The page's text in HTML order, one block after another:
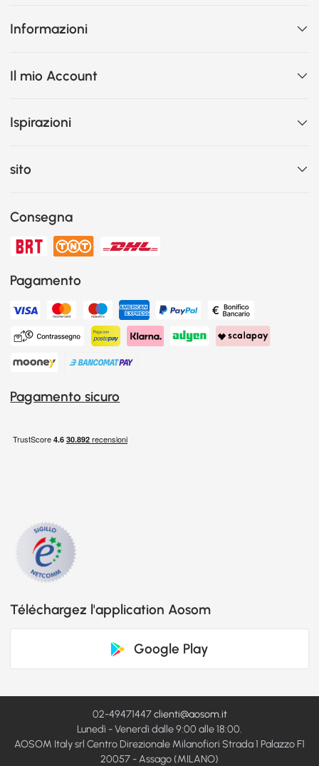
Informazioni
Il mio Account
Ispirazioni
sito
Consegna
Pagamento
Pagamento sicuro
Téléchargez l'application Aosom
Google Play
02-49471447clienti@aosom.it
Lunedì - Venerdì dalle 9:00 alle 18:00.
AOSOM Italy srl Centro Direzionale Milanofiori Strada 1 Palazzo F1
20057 - Assago (MILANO)